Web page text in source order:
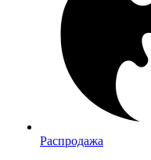
Распродажа